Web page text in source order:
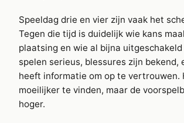
Speeldag drie en vier zijn vaak het
Tegen die tijd is duidelijk wie kans
plaatsing en wie al bijna uitgeschakeld
spelen serieus, blessures zijn bekend,
heeft informatie om op te vertrouwen.
moeilijker te vinden, maar de
hoger.